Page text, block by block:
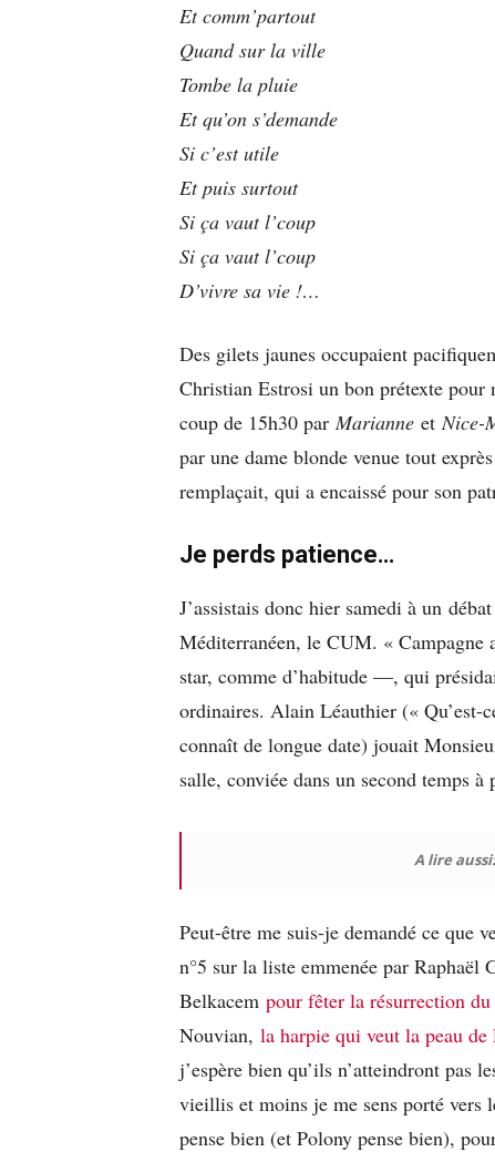
Et comm’partout
Quand sur la ville
Tombe la pluie
Et qu’on s’demande
Si c’est utile
Et puis surtout
Si ça vaut l’coup
Si ça vaut l’coup
D’vivre sa vie !…
Des gilets jaunes occupaient
Christian Estrosi un bon prétexte pour
coup de 15h30 par Marianne et Nice-
par une dame blonde venue tout
remplaçait, qui a encaissé pour son
Je perds patience…
J’assistais donc hier samedi à un
Méditerranéen, le CUM. «
star, comme d’habitude —, qui
ordinaires. Alain Léauthier (« Qu’est-
connaît de longue date) jouait
salle, conviée dans un second temps à
A lire
Peut-être me suis-je demandé ce que
n°5 sur la liste emmenée par
Belkacem pour fêter la résurrection du
Nouvian, la harpie qui veut la peau de
j’espère bien qu’ils n’atteindront
vieillis et moins je me sens porté vers
pense bien (et Polony pense bien),